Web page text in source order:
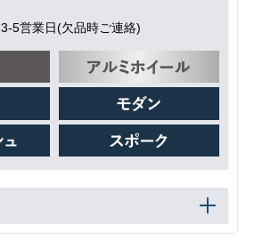
5営業日(欠品時ご連絡)